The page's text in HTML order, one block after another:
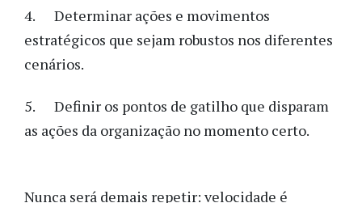
4. Determinar ações e movimentos
estratégicos que sejam robustos nos diferentes
cenários.
5. Definir os pontos de gatilho que disparam
as ações da organização no momento certo.
Nunca será demais repetir: velocidade é